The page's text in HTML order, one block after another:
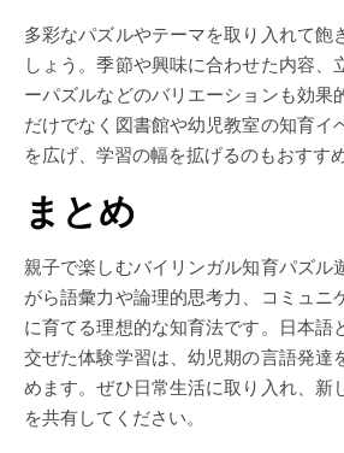
多彩なパズルやテーマを取り入れて飽
しょう。季節や興味に合わせた内容、
ーパズルなどのバリエーションも効果
だけでなく図書館や幼児教室の知育イ
を広げ、学習の幅を拡げるのもおすすめ
まとめ
親子で楽しむバイリンガル知育パズル
がら語彙力や論理的思考力、コミュニ
に育てる理想的な知育法です。日本語
交ぜた体験学習は、幼児期の言語発達
めます。ぜひ日常生活に取り入れ、新
を共有してください。